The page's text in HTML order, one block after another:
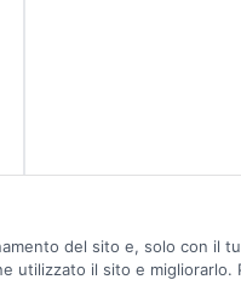
del sito e, solo con il
utilizzato il sito e